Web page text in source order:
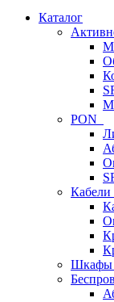
Каталог
PON
Шкафы